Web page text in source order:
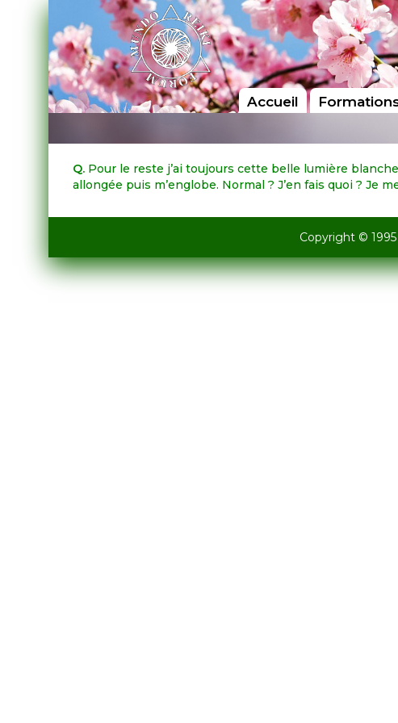
Accueil
Q. Pour le reste j’ai toujours cette belle lumière
allongée puis m’englobe. Normal ? J’en fais quoi ? Je
Copyright ©